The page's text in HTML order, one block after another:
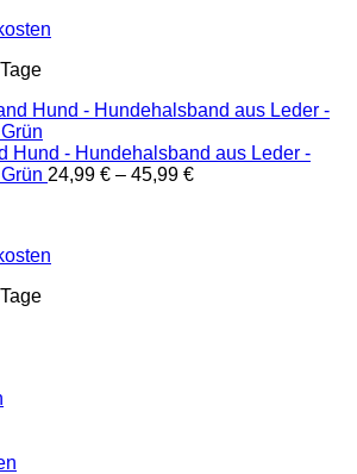
Hund - Hundehalsband aus Leder -
24,99 € – 45,99 €